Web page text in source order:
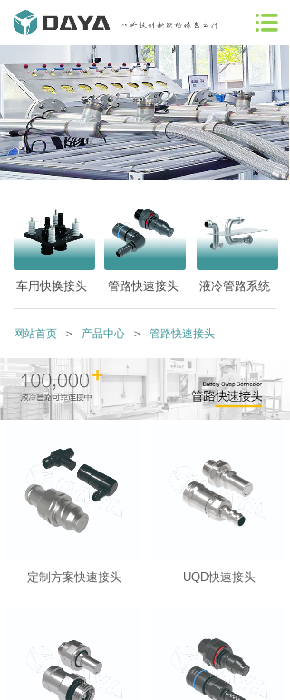
车用快换接头 管路快速接头 液冷管路系统
网站首页 ＞ 产品中心 ＞ 管路快速接头
定制方案快速接头 UQD快速接头